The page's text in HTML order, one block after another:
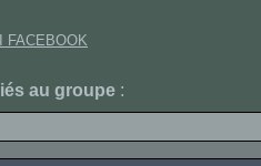
FACEBOOK
au groupe :